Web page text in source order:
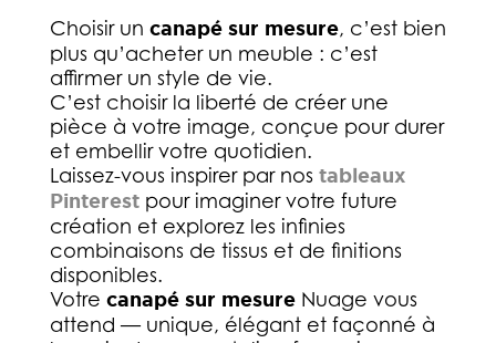
Choisir un canapé sur mesure, c’est bien
plus qu’acheter un meuble : c’est
affirmer un style de vie.
C’est choisir la liberté de créer une
pièce à votre image, conçue pour durer
et embellir votre quotidien.
Laissez-vous inspirer par nos tableaux
Pinterestpour imaginer votre future
création et explorez les infinies
combinaisons de tissus et de finitions
disponibles.
Votre canapé sur mesureNuage vous
attend — unique, élégant et façonné à